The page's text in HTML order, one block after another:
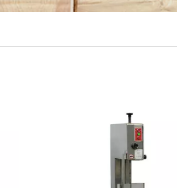
Equipos de acero inoxidable